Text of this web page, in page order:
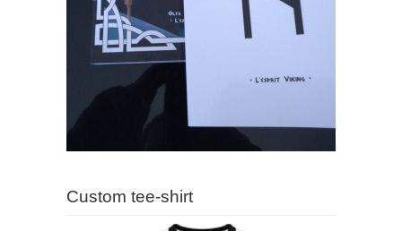
Custom tee-shirt